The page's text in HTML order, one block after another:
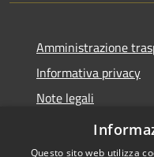
Amministrazione
Informativa privacy
Note legali
Dichiarazione di
Questo sito web utilizza